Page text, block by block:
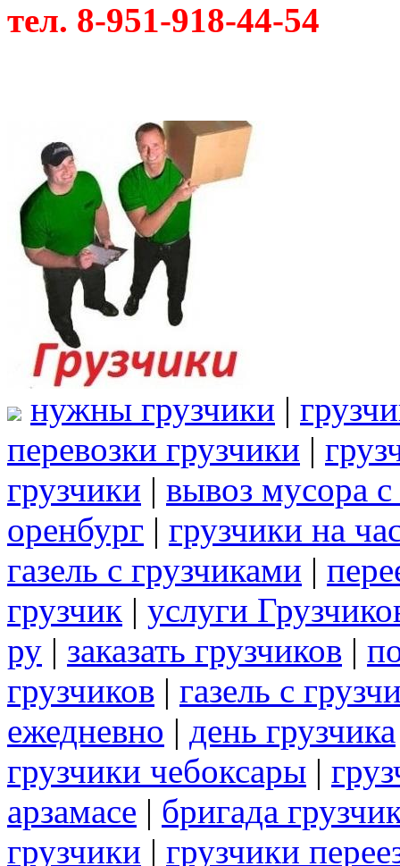
тел. 8-951-918-44-54
нужны грузчики |
перевозки грузчики |
грузчики | вывоз мусора
оренбург | грузчики на
газель с грузчиками |
грузчик | услуги
ру | заказать грузчиков |
грузчиков | газель с
ежедневно | день грузчика
грузчики чебоксары |
арзамасе | бригада
грузчики | грузчики